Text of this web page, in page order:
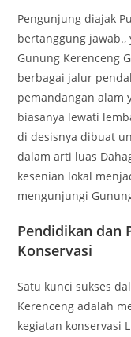
Pengunjung diajak
bertanggung jawab.,
Gunung Kerenceng
berbagai jalur
pemandangan alam
biasanya lewati
di desisnya dibuat
dalam arti luas
kesenian lokal
mengunjungi
Pendidikan dan
Konservasi
Satu kunci sukses
Kerenceng adalah
kegiatan konservasi